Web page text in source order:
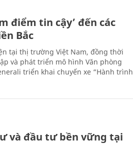
điểm tin cậy’ đến các
Bắc
tại thị trường Việt Nam, đồng thời
và phát triển mô hình Văn phòng
triển khai chuyến xe “Hành trình
và đầu tư bền vững tại